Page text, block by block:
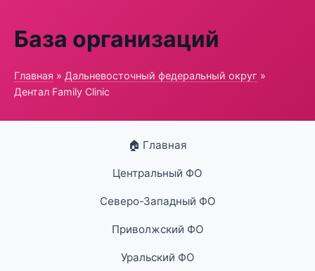
База организаций
Главная » Дальневосточный федеральный округ »
Дентал Family Clinic
🏠 Главная
Центральный ФО
Северо-Западный ФО
Приволжский ФО
Уральский ФО